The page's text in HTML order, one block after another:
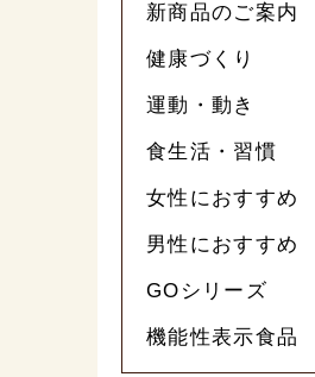
新商品のご案内
健康づくり
運動・動き
食生活・習慣
女性におすすめ
男性におすすめ
GOシリーズ
機能性表示食品